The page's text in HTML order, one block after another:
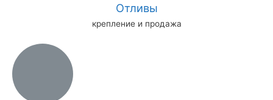
Отливы
крепление и продажа